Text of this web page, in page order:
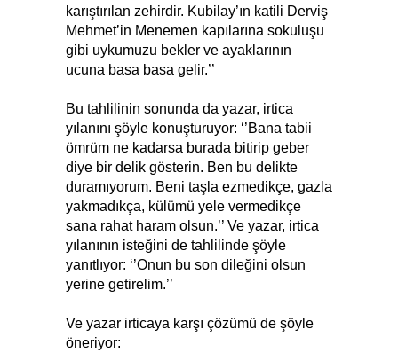
karıştırılan zehirdir. Kubilay’ın katili Derviş
Mehmet’in Menemen kapılarına sokuluşu
gibi uykumuzu bekler ve ayaklarının
ucuna basa basa gelir.’’
Bu tahlilinin sonunda da yazar, irtica
yılanını şöyle konuşturuyor: ‘’Bana tabii
ömrüm ne kadarsa burada bitirip geber
diye bir delik gösterin. Ben bu delikte
duramıyorum. Beni taşla ezmedikçe, gazla
yakmadıkça, külümü yele vermedikçe
sana rahat haram olsun.’’ Ve yazar, irtica
yılanının isteğini de tahlilinde şöyle
yanıtlıyor: ‘’Onun bu son dileğini olsun
yerine getirelim.’’
Ve yazar irticaya karşı çözümü de şöyle
öneriyor: